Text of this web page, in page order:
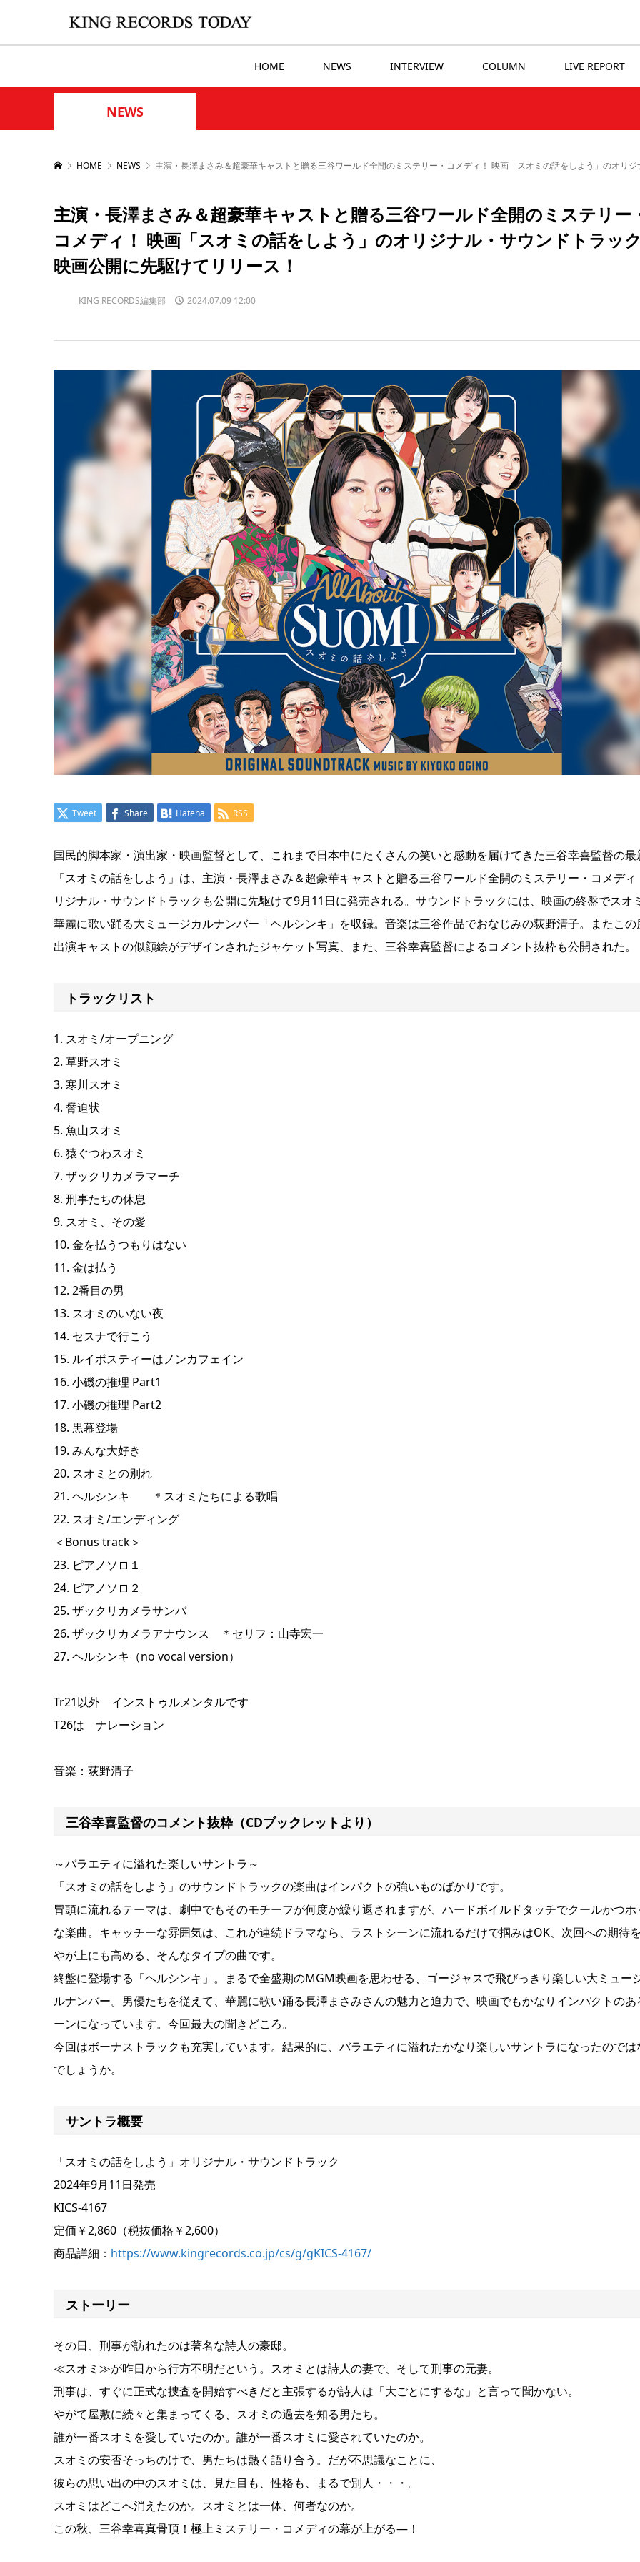
HOME NEWS INTERVIEW COLUMN LIVE REPORT
NEWS
HOME NEWS 主演・長澤まさみ＆超豪華キャストと贈る三谷ワールド全開のミステリー・コメディ！ 映画「スオミの話をしよう」のオリ
主演・長澤まさみ＆超豪華キャストと贈る三谷ワールド全開のミステリー
コメディ！ 映画「スオミの話をしよう」のオリジナル・サウンドトラッ
映画公開に先駆けてリリース！
KING RECORDS編集部 2024.07.09 12:00
Tweet Share Hatena RSS
国民的脚本家・演出家・映画監督として、これまで日本中にたくさんの笑いと感動を届けてきた三谷幸喜監督の最
「スオミの話をしよう」は、主演・長澤まさみ＆超豪華キャストと贈る三谷ワールド全開のミステリー・コメディ
リジナル・サウンドトラックも公開に先駆けて9月11日に発売される。サウンドトラックには、映画の終盤でスオ
華麗に歌い踊る大ミュージカルナンバー「ヘルシンキ」を収録。音楽は三谷作品でおなじみの荻野清子。またこの
出演キャストの似顔絵がデザインされたジャケット写真、また、三谷幸喜監督によるコメント抜粋も公開された。
トラックリスト
1. スオミ/オープニング
2. 草野スオミ
3. 寒川スオミ
4. 脅迫状
5. 魚山スオミ
6. 猿ぐつわスオミ
7. ザックリカメラマーチ
8. 刑事たちの休息
9. スオミ、その愛
10. 金を払うつもりはない
11. 金は払う
12. 2番目の男
13. スオミのいない夜
14. セスナで行こう
15. ルイボスティーはノンカフェイン
16. 小磯の推理 Part1
17. 小磯の推理 Part2
18. 黒幕登場
19. みんな大好き
20. スオミとの別れ
21. ヘルシンキ ＊スオミたちによる歌唱
22. スオミ/エンディング
＜Bonus track＞
23. ピアノソロ１
24. ピアノソロ２
25. ザックリカメラサンバ
26. ザックリカメラアナウンス ＊セリフ：山寺宏一
27. ヘルシンキ（no vocal version）
Tr21以外 インストゥルメンタルです
T26は ナレーション
音楽：荻野清子
三谷幸喜監督のコメント抜粋（CDブックレットより）
～バラエティに溢れた楽しいサントラ～
「スオミの話をしよう」のサウンドトラックの楽曲はインパクトの強いものばかりです。
冒頭に流れるテーマは、劇中でもそのモチーフが何度か繰り返されますが、ハードボイルドタッチでクールかつホ
な楽曲。キャッチーな雰囲気は、これが連続ドラマなら、ラストシーンに流れるだけで掴みはOK、次回への期待
やが上にも高める、そんなタイプの曲です。
終盤に登場する「ヘルシンキ」。まるで全盛期のMGM映画を思わせる、ゴージャスで飛びっきり楽しい大ミュー
ルナンバー。男優たちを従えて、華麗に歌い踊る長澤まさみさんの魅力と迫力で、映画でもかなりインパクトのあ
ーンになっています。今回最大の聞きどころ。
今回はボーナストラックも充実しています。結果的に、バラエティに溢れたかなり楽しいサントラになったのでは
でしょうか。
サントラ概要
「スオミの話をしよう」オリジナル・サウンドトラック
2024年9月11日発売
KICS‐4167
定価￥2,860（税抜価格￥2,600）
商品詳細： https://www.kingrecords.co.jp/cs/g/gKICS-4167/
ストーリー
その日、刑事が訪れたのは著名な詩人の豪邸。
≪スオミ≫が昨日から行方不明だという。スオミとは詩人の妻で、そして刑事の元妻。
刑事は、すぐに正式な捜査を開始すべきだと主張するが詩人は「大ごとにするな」と言って聞かない。
やがて屋敷に続々と集まってくる、スオミの過去を知る男たち。
誰が一番スオミを愛していたのか。誰が一番スオミに愛されていたのか。
スオミの安否そっちのけで、男たちは熱く語り合う。だが不思議なことに、
彼らの思い出の中のスオミは、見た目も、性格も、まるで別人・・・。
スオミはどこへ消えたのか。スオミとは一体、何者なのか。
この秋、三谷幸喜真骨頂！極上ミステリー・コメディの幕が上がる―！